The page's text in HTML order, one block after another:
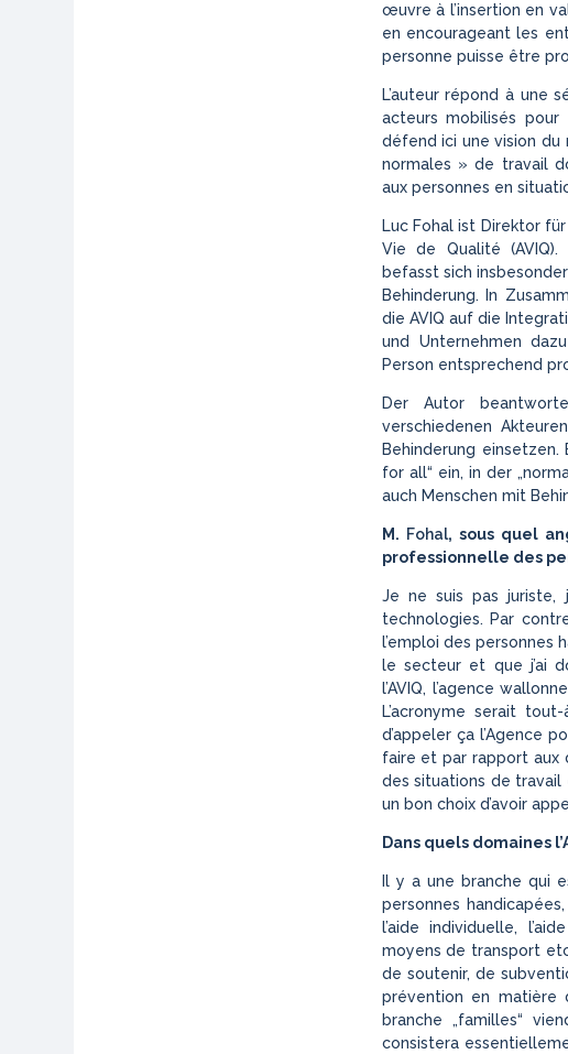
œuvre à l’insertion en
en encourageant les
personne puisse être
L’auteur répond à une
acteurs mobilisés pour
défend ici une vision du
normales » de travail
aux personnes en
Luc Fohal ist Direktor
Vie de Qualité (AVIQ).
befasst sich
Behinderung. In
die AVIQ auf die
und Unternehmen
Person entsprechend
Der Autor
verschiedenen
Behinderung
for all“ ein, in der
auch Menschen mit
M. Fohal, sous quel
professionnelle des
Je ne suis pas juriste,
technologies. Par
l’emploi des personnes
le secteur et que j’ai
l’AVIQ, l’agence
L’acronyme serait
d’appeler ça l’Agence
faire et par rapport aux
des situations de
un bon choix d’avoir
Dans quels domaines
Il y a une branche qui
personnes
l’aide individuelle,
moyens de transport
de soutenir, de
prévention en matière
branche „familles“
consistera